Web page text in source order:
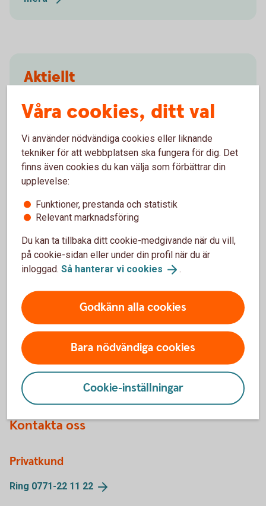
Aktiellt
Dagliga bolagsanalyser, börskommentarer,
aktierekommendationer, förvaltarkommentarer och
Aktiellt(swedbank-aktiellt.se)
Klimatranking
Frågor och svar
Climetrics bolagsranking
Swedbank bloggar
Följ våra bloggare inomSwedbank
Kontakta oss
Privatkund
Ring 0771-22 11 22
Våra cookies, ditt val
Vi använder nödvändiga cookies eller liknande
tekniker för att webbplatsen ska fungera för dig. Det
finns även cookies du kan välja som förbättrar din
upplevelse:
Funktioner, prestanda och statistik
Relevant marknadsföring
Du kan ta tillbaka ditt cookie-medgivande när du vill,
på cookie-sidan eller under din profil när du är
inloggad. Så hanterar vi cookies .
Godkänn alla cookies
Bara nödvändiga cookies
Cookie-inställningar